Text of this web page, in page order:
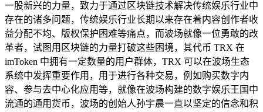
一股新兴的力量，致力于通过区块链技术解决传统娱乐行业中
存在的诸多问题，传统娱乐行业长期以来存在着内容创作者收
益分配不均、版权保护困难等痛点，而波场就像一位勇敢的改
革者，试图用区块链的力量打破这些困境，其代币 TRX 在
imToken 中拥有一定数量的用户群体，TRX 可以在波场生态
系统中发挥重要作用，用于进行各种交易，例如购买数字内
容、参与去中心化应用等，就像在波场构建的数字娱乐王国中
流通的通用货币，波场的创始人孙宇晨一直以坚定的信念和积